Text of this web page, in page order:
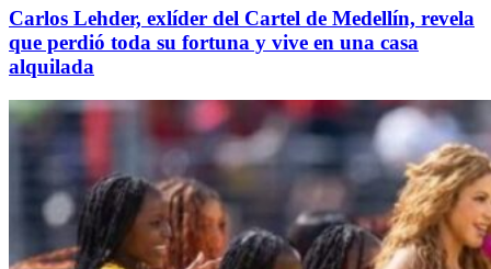
Carlos Lehder, exlíder del Cartel de Medellín, revela
que perdió toda su fortuna y vive en una casa
alquilada